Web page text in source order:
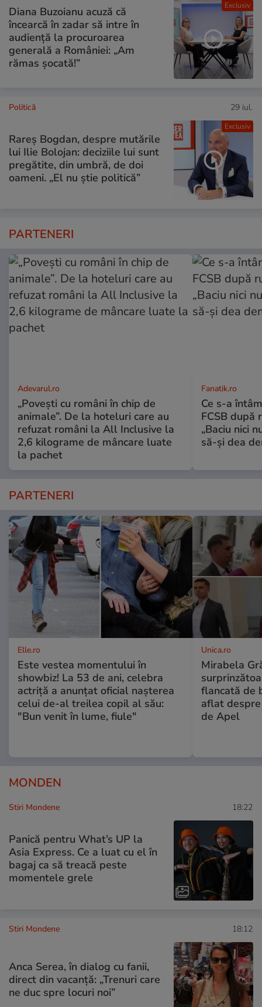
Exclusiv
Diana Buzoianu acuză că
încearcă în zadar să intre în
audiență la procuroarea
generală a României: „Am
rămas șocată!”
Exclusiv
Politică 29 iul.
Rareș Bogdan, despre mutările
lui Ilie Bolojan: deciziile lui sunt
pregătite, din umbră, de doi
oameni. „El nu știe politică”
PARTENERI
Adevarul.ro
„Povești cu români în chip de
animale”. De la hoteluri care au
refuzat români la All Inclusive la
2,6 kilograme de mâncare luate
la pachet
Fanatik.ro
Ce s-a
FCSB după
„Baciu nici
să-și dea
PARTENERI
Elle.ro
Este vestea momentului în
showbiz! La 53 de ani, celebra
actriță a anunțat oficial nașterea
celui de-al treilea copil al său:
"Bun venit în lume, fiule"
Unica.ro
Mirabela
flancată de
aflat
de Apel
MONDEN
Stiri Mondene 18:22
Panică pentru What’s UP la
Asia Express. Ce a luat cu el în
bagaj ca să treacă peste
momentele grele
Stiri Mondene 18:12
Anca Serea, în dialog cu fanii,
direct din vacanță: „Trenuri care
ne duc spre locuri noi”